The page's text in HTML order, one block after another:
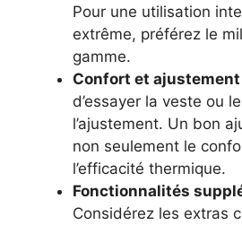
Pour une utilisation
extrême, préférez le
gamme.
Confort et ajustement
d’essayer la veste ou
l’ajustement. Un bon
non seulement le
l’efficacité thermique.
Fonctionnalités
Considérez les extras